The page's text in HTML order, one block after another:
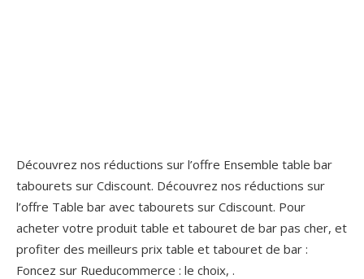
Découvrez nos réductions sur l’offre Ensemble table bar
tabourets sur Cdiscount. Découvrez nos réductions sur
l’offre Table bar avec tabourets sur Cdiscount. Pour
acheter votre produit table et tabouret de bar pas cher, et
profiter des meilleurs prix table et tabouret de bar :
Foncez sur Rueducommerce : le choix, .